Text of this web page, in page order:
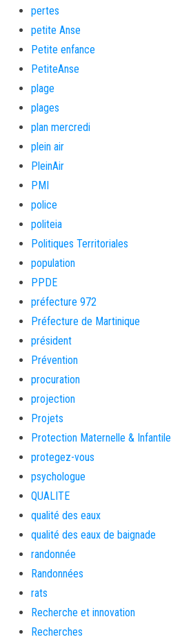
pertes
petite Anse
Petite enfance
PetiteAnse
plage
plages
plan mercredi
plein air
PleinAir
PMI
police
politeia
Politiques Territoriales
population
PPDE
préfecture 972
Préfecture de Martinique
président
Prévention
procuration
projection
Projets
Protection Maternelle & Infantile
protegez-vous
psychologue
QUALITE
qualité des eaux
qualité des eaux de baignade
randonnée
Randonnées
rats
Recherche et innovation
Recherches